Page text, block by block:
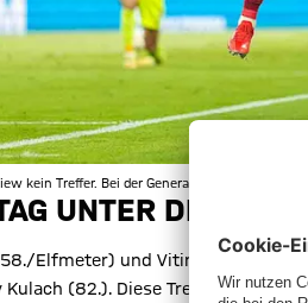
kein Treffer. Bei der Generalprobe für
UNTER DRUCK
Elfmeter) und Vitinho (30.,37.)
(82.). Diese Treffsicherheit